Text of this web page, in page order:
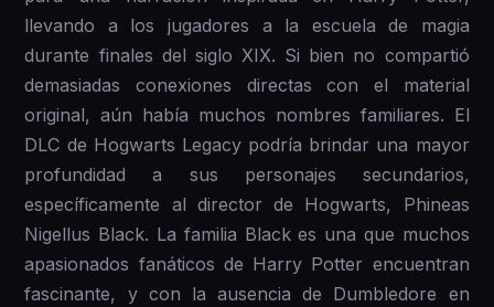
llevando a los jugadores a la escuela de magia
durante finales del siglo XIX. Si bien no compartió
demasiadas conexiones directas con el material
original, aún había muchos nombres familiares. El
DLC de Hogwarts Legacy podría brindar una mayor
profundidad a sus personajes secundarios,
específicamente al director de Hogwarts, Phineas
Nigellus Black. La familia Black es una que muchos
apasionados fanáticos de Harry Potter encuentran
fascinante, y con la ausencia de Dumbledore en